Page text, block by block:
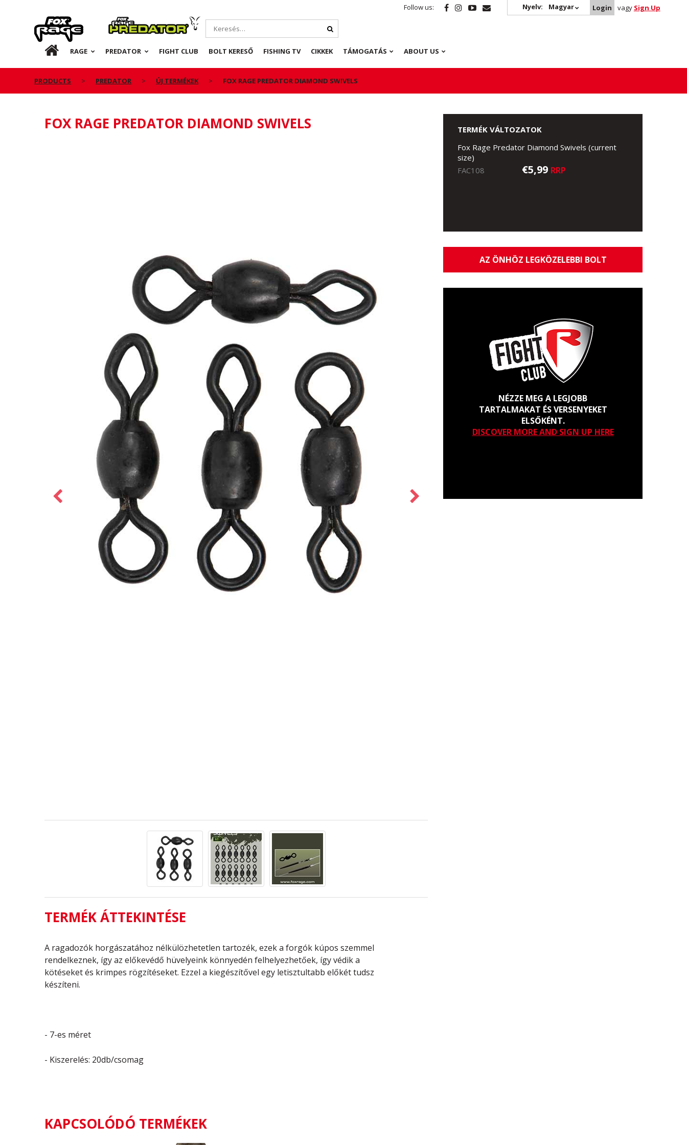
Follow us: Nyelv: Magyar Login vagy Sign Up
Rage Predator
HU RAGE PREDATOR FIGHT CLUB BOLT KERESŐ FISHING TV CIKKEK TÁMOGATÁS ABOUT US
PRODUCTS PREDATOR ÚJ TERMÉKEK FOX RAGE PREDATOR DIAMOND SWIVELS
FOX RAGE PREDATOR DIAMOND SWIVELS
TERMÉK ÁTTEKINTÉSE
A ragadozók horgászatához nélkülözhetetlen tartozék, ezek a forgók kúpos szemmel
rendelkeznek, így az előkevédő hüvelyeink könnyedén felhelyezhetőek, így védik a
kötéseket és krimpes rögzítéseket. Ezzel a kiegészítővel egy letisztultabb előkét tudsz
készíteni.
- 7-es méret
- Kiszerelés: 20db/csomag
TERMÉK VÁLTOZATOK
Fox Rage Predator Diamond Swivels (current
size)
FAC108
€5,99 RRP
AZ ÖNHÖZ LEGKÖZELEBBI BOLT
NÉZZE MEG A LEGJOBB
TARTALMAKAT ÉS VERSENYEKET
ELSŐKÉNT.
DISCOVER MORE AND SIGN UP HERE
KAPCSOLÓDÓ TERMÉKEK